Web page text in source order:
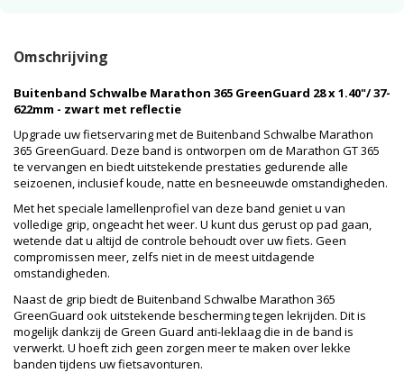
Omschrijving
Buitenband Schwalbe Marathon 365 GreenGuard 28 x 1.40"/ 37-
622mm - zwart met reflectie
Upgrade uw fietservaring met de Buitenband Schwalbe Marathon
365 GreenGuard. Deze band is ontworpen om de Marathon GT 365
te vervangen en biedt uitstekende prestaties gedurende alle
seizoenen, inclusief koude, natte en besneeuwde omstandigheden.
Met het speciale lamellenprofiel van deze band geniet u van
volledige grip, ongeacht het weer. U kunt dus gerust op pad gaan,
wetende dat u altijd de controle behoudt over uw fiets. Geen
compromissen meer, zelfs niet in de meest uitdagende
omstandigheden.
Naast de grip biedt de Buitenband Schwalbe Marathon 365
GreenGuard ook uitstekende bescherming tegen lekrijden. Dit is
mogelijk dankzij de Green Guard anti-leklaag die in de band is
verwerkt. U hoeft zich geen zorgen meer te maken over lekke
banden tijdens uw fietsavonturen.